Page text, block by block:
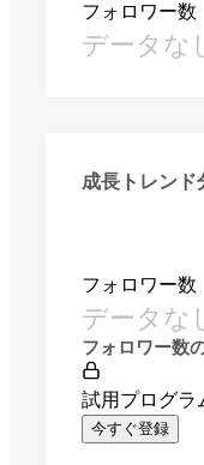
フォロワー数
データな
成長トレンド
フォロワー数
データな
フォロワー数
試用プログラ
今すぐ登録